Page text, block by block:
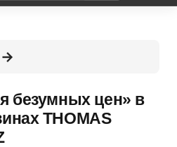
безумных цен» в
THOMAS